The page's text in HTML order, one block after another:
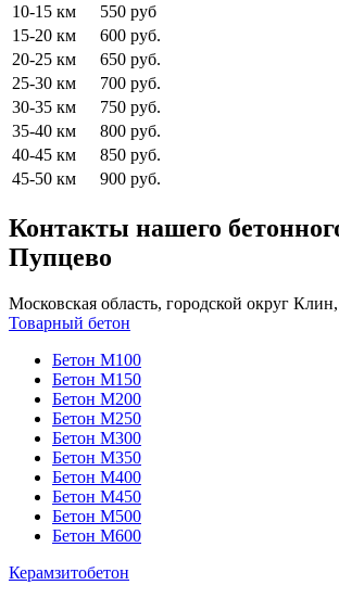
10-15 км
550 руб
15-20 км
600 руб.
20-25 км
650 руб.
25-30 км
700 руб.
30-35 км
750 руб.
35-40 км
800 руб.
40-45 км
850 руб.
45-50 км
900 руб.
Контакты нашего
Пупцево
Московская область, городской округ
Товарный бетон
Бетон М100
Бетон М150
Бетон М200
Бетон М250
Бетон М300
Бетон М350
Бетон М400
Бетон М450
Бетон М500
Бетон М600
Керамзитобетон